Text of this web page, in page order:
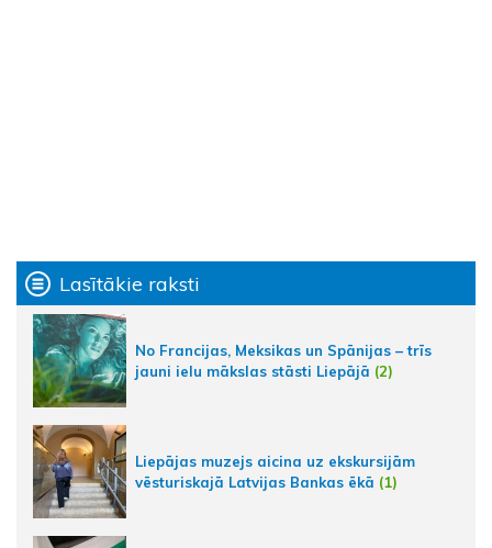
Lasītākie raksti
No Francijas, Meksikas un Spānijas – trīs
jauni ielu mākslas stāsti Liepājā (2)
Liepājas muzejs aicina uz ekskursijām
vēsturiskajā Latvijas Bankas ēkā (1)